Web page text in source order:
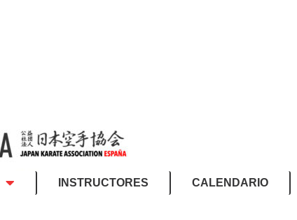
INSTRUCTORES CALENDARIO